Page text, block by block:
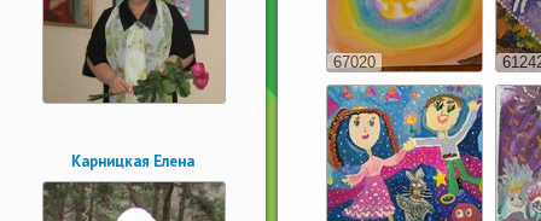
Карницкая Елена
67020